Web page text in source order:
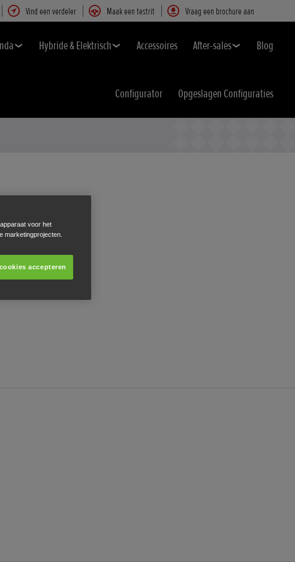
Vind een verdeler Maak een testrit Vraag een brochure aan
Hybride & Elektrisch Accessoires After-sales Blog
Configurator Opgeslagen Configuraties
voor het
marketingprojecten.
accepteren